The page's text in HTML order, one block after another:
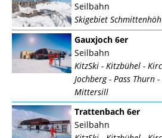
Seilbahn
Skigebiet
Gauxjoch 6er
Seilbahn
KitzSki - Kitzbühel -
Jochberg - Pass Thurn -
Mittersill
Trattenbach 6er
Seilbahn